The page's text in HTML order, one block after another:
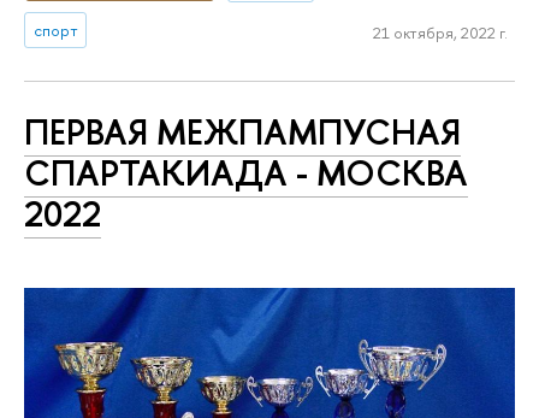
спорт 21 октября, 2022 г.
ПЕРВАЯ МЕЖПАМПУСНАЯ
СПАРТАКИАДА - МОСКВА
2022